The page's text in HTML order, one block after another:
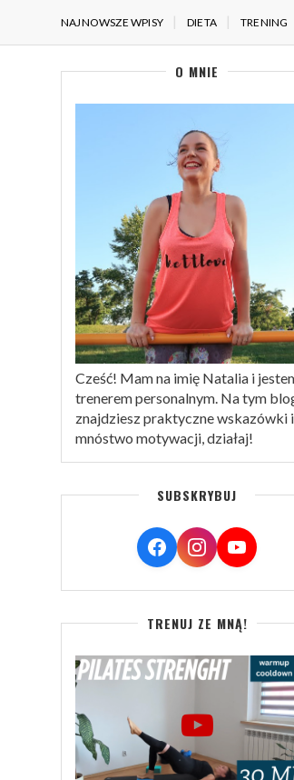
NAJNOWSZE WPISY DIETA TRENING
O MNIE
Cześć! Mam na imię Natalia i
trenerem personalnym. Na tym
znajdziesz praktyczne wskazówki i
mnóstwo motywacji, działaj!
SUBSKRYBUJ
TRENUJ ZE MNĄ!